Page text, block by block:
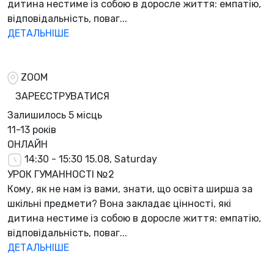
дитина нестиме із собою в доросле життя: емпатію,
відповідальність, поваг...
ДЕТАЛЬНІШЕ
ZOOM
ЗАРЕЄСТРУВАТИСЯ
Залишилось 5 місць
11-13 років
ОНЛАЙН
14:30 - 15:30 15.08, Saturday
УРОК ГУМАННОСТІ №2
Кому, як не нам із вами, знати, що освіта ширша за
шкільні предмети? Вона закладає цінності, які
дитина нестиме із собою в доросле життя: емпатію,
відповідальність, поваг...
ДЕТАЛЬНІШЕ